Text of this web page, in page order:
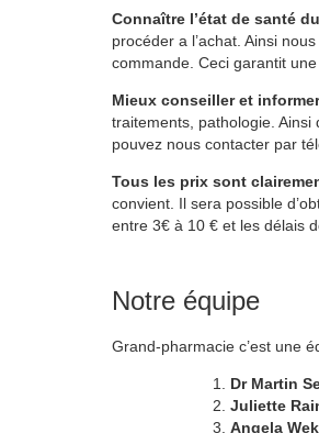
Connaître l’état de santé
procéder a l’achat. Ainsi
commande. Ceci garantit
Mieux conseiller et informer
traitements, pathologie.
pouvez nous contacter par
Tous les prix sont
convient. Il sera possible
entre 3€ à 10 € et les délais
Notre équipe
Grand-pharmacie c’est une
Dr Martin
Juliette
Angela